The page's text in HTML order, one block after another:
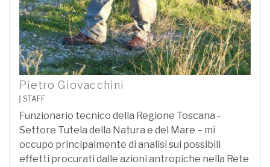
Pietro Giovacchini
STAFF
Funzionario tecnico della Regione Toscana -
Settore Tutela della Natura e del Mare – mi
occupo principalmente di analisi sui possibili
effetti procurati dalle azioni antropiche nella Rete